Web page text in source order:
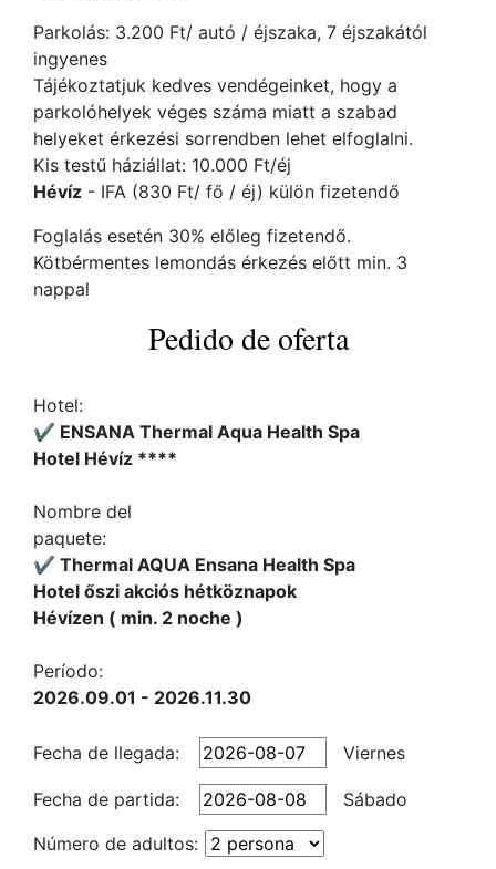
Parkolás: 3.200 Ft/ autó / éjszaka, 7 éjszakától
ingyenes
Tájékoztatjuk kedves vendégeinket, hogy a
parkolóhelyek véges száma miatt a szabad
helyeket érkezési sorrendben lehet elfoglalni.
Kis testű háziállat: 10.000 Ft/éj
Hévíz - IFA (830 Ft/ fő / éj) külön fizetendő
Foglalás esetén 30% előleg fizetendő.
Kötbérmentes lemondás érkezés előtt min. 3
nappal
Pedido de oferta
Hotel:
✔️ ENSANA Thermal Aqua Health Spa
Hotel Hévíz ****
Nombre del
paquete:
✔️ Thermal AQUA Ensana Health Spa
Hotel őszi akciós hétköznapok
Hévízen ( min. 2 noche )
Período:
2026.09.01 - 2026.11.30
Fecha de llegada: Viernes
Fecha de partida:
Sábado
Número de adultos: